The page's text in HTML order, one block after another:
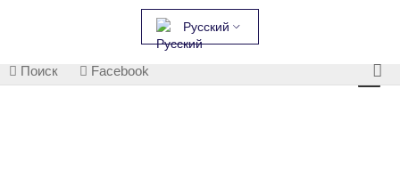
Русский
Поиск Facebook